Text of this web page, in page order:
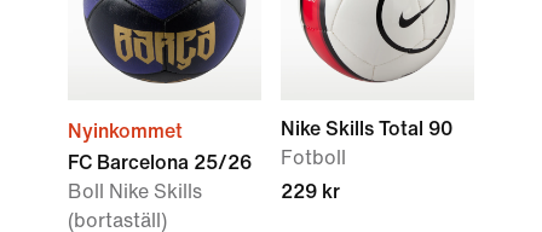
Nyinkommet
FC Barcelona 25/26
Boll Nike Skills
(bortaställ)
Nike Skills Total 90
Fotboll
229 kr